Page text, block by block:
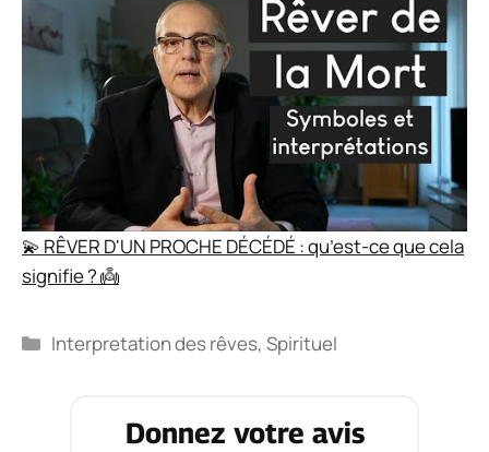
💫 RÊVER D'UN PROCHE DÉCÉDÉ : qu’est-ce que cela
signifie ? 👼
Catégories
Interpretation des rêves,Spirituel
Donnez votre avis